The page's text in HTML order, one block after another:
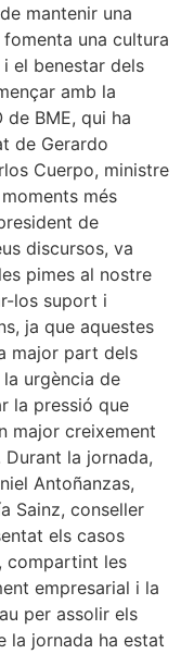
mantenir una
una cultura
el benestar dels
amb la
de BME, qui ha
de Gerardo
Cuerpo, ministre
més
de
discursos, va
pimes al nostre
los suport i
ja que aquestes
major part dels
urgència de
la pressió que
major creixement
la jornada,
Antoñanzas,
Sainz, conseller
els casos
compartint les
empresarial i la
per assolir els
la jornada ha estat